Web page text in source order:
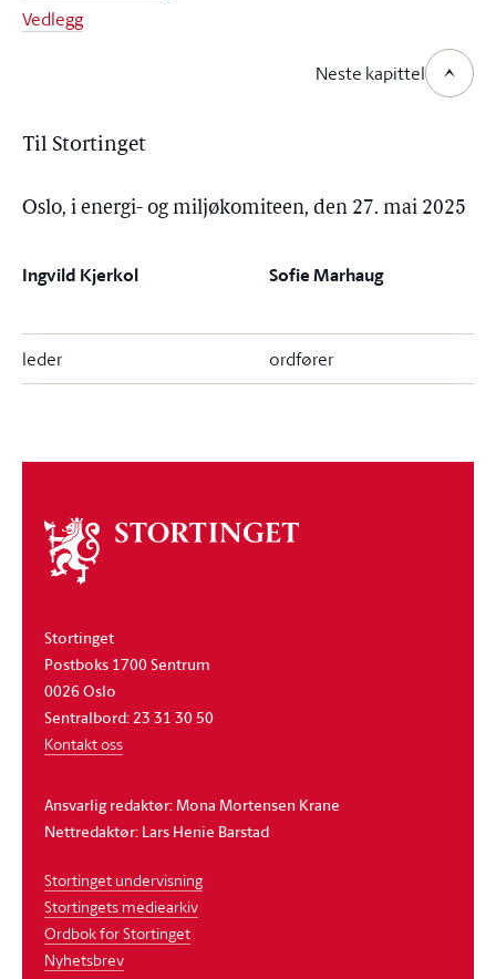
Vedlegg
Neste kapittel
Til Stortinget
Oslo, i energi- og miljøkomiteen, den 27. mai 2025
Ingvild Kjerkol Sofie Marhaug
leder ordfører
Om
stortinget
Stortinget
Postboks 1700 Sentrum
0026 Oslo
Sentralbord: 23 31 30 50
Kontakt oss
Ansvarlig redaktør: Mona Mortensen Krane
Nettredaktør: Lars Henie Barstad
Stortinget undervisning
Stortingets mediearkiv
Ordbok for Stortinget
Nyhetsbrev